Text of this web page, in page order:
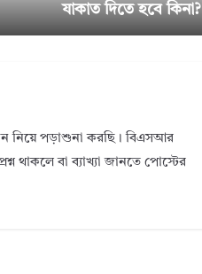
যাকাত দিতে হবে কিনা?
নিয়ে পড়াশুনা করছি। বিএসআর
থাকলে বা ব্যাখ্যা জানতে পোস্টের